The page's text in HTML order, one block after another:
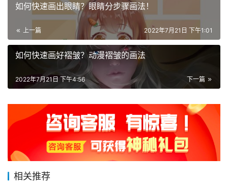
如何快速画出眼睛？眼睛分步骤画法！
上一篇 2022年7月21日 下午1:01
如何快速画好褶皱？动漫褶皱的画法
下一篇
2022年7月21日 下午4:56
相关推荐